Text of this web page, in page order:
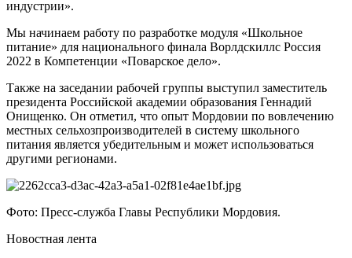
индустрии».
Мы начинаем работу по разработке модуля «Школьное
питание» для национального финала Ворлдскиллс Россия
2022 в Компетенции «Поварское дело».
Также на заседании рабочей группы выступил заместитель
президента Российской академии образования Геннадий
Онищенко. Он отметил, что опыт Мордовии по вовлечению
местных сельхозпроизводителей в систему школьного
питания является убедительным и может использоваться
другими регионами.
Фото: Пресс-служба Главы Республики Мордовия.
Новостная лента